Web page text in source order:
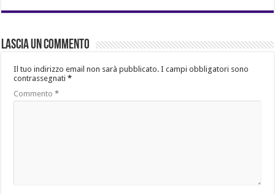
Lascia un commento
Il tuo indirizzo email non sarà pubblicato. I campi obbligatori sono
contrassegnati*
Commento*